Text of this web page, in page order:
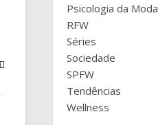
Psicologia da Moda
RFW
Séries
Sociedade
SPFW
Tendências
Wellness